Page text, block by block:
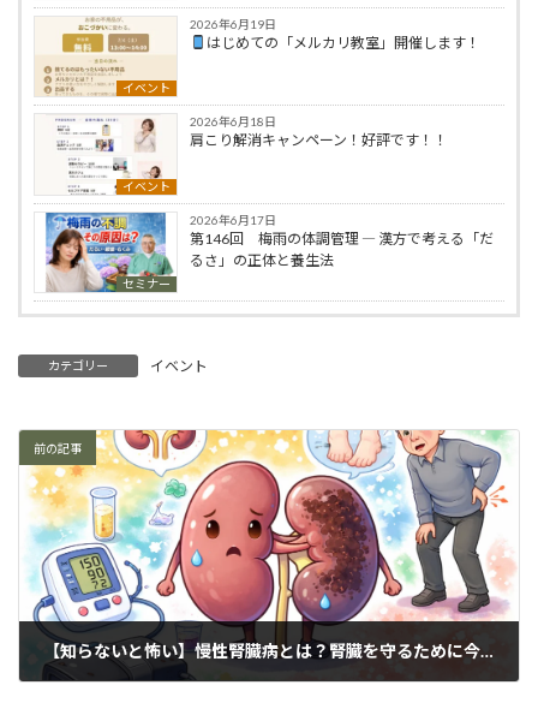
イベント
2026年6月19日
はじめての「メルカリ教室」開催します！
イベント
2026年6月18日
肩こり解消キャンペーン！好評です！！
セミナー
2026年6月17日
第146回 梅雨の体調管理 ― 漢方で考える「だ
るさ」の正体と養生法
カテゴリー イベント
前の記事
【知らないと怖い】慢性腎臓病とは？腎臓を守るために今すぐできること